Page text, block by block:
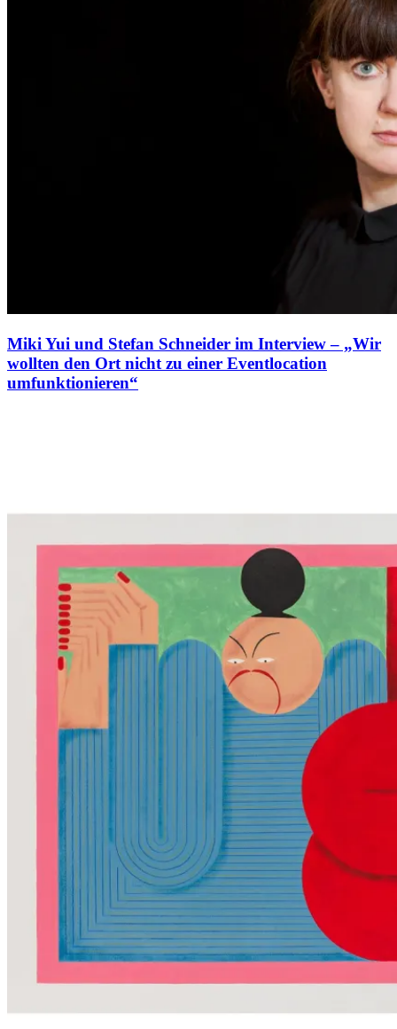
Miki Yui und Stefan Schneider im Interview – „Wir
wollten den Ort nicht zu einer Eventlocation
umfunktionieren“